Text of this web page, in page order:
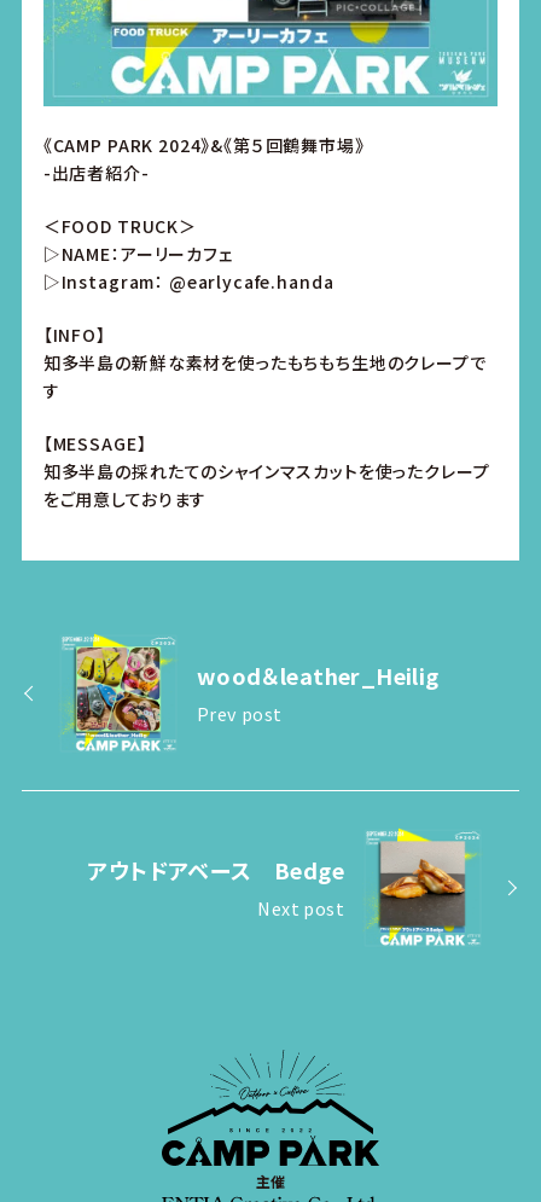
《CAMP PARK 2024》&《第５回鶴舞市場》
-出店者紹介-
＜FOOD TRUCK＞
▷NAME：アーリーカフェ
▷Instagram： @earlycafe.handa
【INFO】
知多半島の新鮮な素材を使ったもちもち生地のクレープで
す
【MESSAGE】
知多半島の採れたてのシャインマスカットを使ったクレープ
をご用意しております
wood＆leather_Heilig
Prev post
アウトドアベース Bedge
Next post
主催